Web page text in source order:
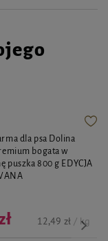
dla psa Dolina
bogata w
puszka 800 g EDYCJA
12,49 zł / kg